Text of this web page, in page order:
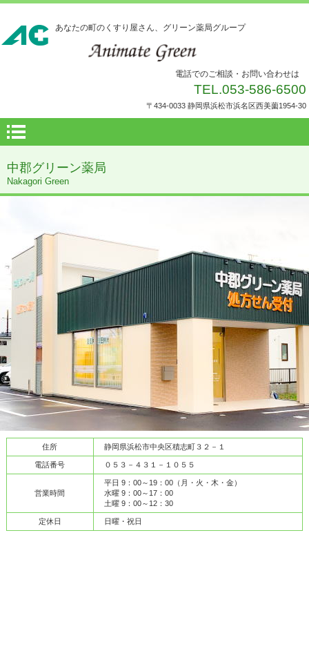
あなたの町のくすり屋さん、グリーン薬局グループ
電話でのご相談・お問い合わせは
TEL.053-586-6500
〒434-0033 静岡県浜松市浜名区西美薗1954-30
中郡グリーン薬局
Nakagori Green
住所 静岡県浜松市中央区積志町３２－１
電話番号 ０５３－４３１－１０５５
営業時間
平日 9：00～19：00（月・火・木・金）
水曜 9：00～17：00
土曜 9：00～12：30
定休日 日曜・祝日